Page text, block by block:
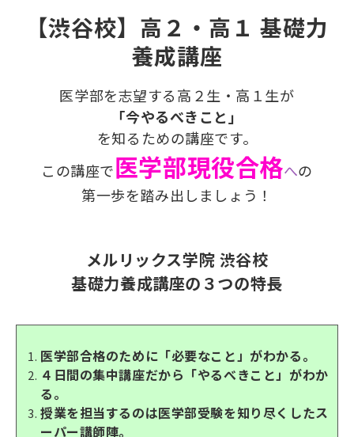
【渋谷校】高２・高１ 基礎力
養成講座
医学部を志望する高２生・高１生が
「今やるべきこと」
を知るための講座です。
この講座で医学部現役合格への
第一歩を踏み出しましょう！
メルリックス学院 渋谷校
基礎力養成講座の３つの特長
医学部合格のために「必要なこと」がわかる。
４日間の集中講座だから「やるべきこと」がわか
る。
授業を担当するのは医学部受験を知り尽くしたス
ーパー講師陣。